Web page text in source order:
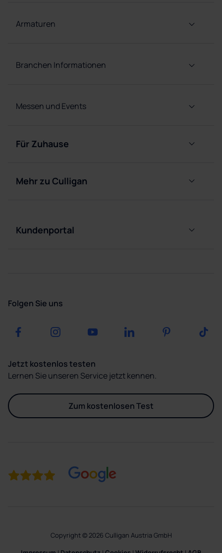
Armaturen
Branchen Informationen
Messen und Events
Für Zuhause
Mehr zu Culligan
Rechner für
Umweltauswirkungen
Blog
Kundenportal
Angebot
anfragen
Downloads
Folgen Sie uns
Jetzt kostenlos testen
Lernen Sie unseren Service jetzt kennen.
Zum kostenlosen Test
Copyright © 2026 Culligan Austria GmbH